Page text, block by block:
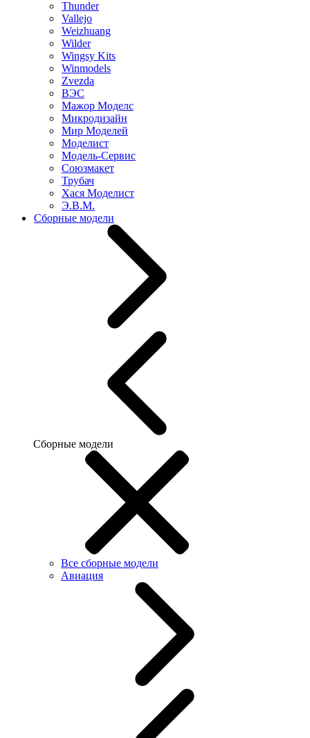
Thunder
Vallejo
Weizhuang
Wilder
Wingsy Kits
Winmodels
Zvezda
ВЭС
Мажор Моделс
Микродизайн
Мир Моделей
Моделист
Модель-Сервис
Союзмакет
Трубач
Хася Моделист
Э.В.М.
Сборные модели
Сборные модели
Все сборные модели
Авиация